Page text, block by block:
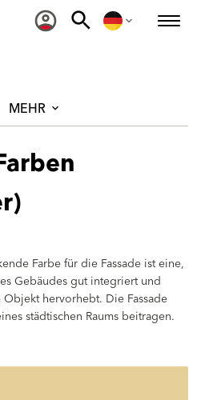
MEHR
Farbe für die Fassade ist eine,
Gebäudes gut integriert und
hervorhebt. Die Fassade
städtischen Raums beitragen.